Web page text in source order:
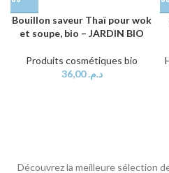
Bouillon saveur Thaï pour wok
et soupe, bio – JARDIN BIO
Produits cosmétiques bio
د.م.36,00
Découvrez la meilleure sélection